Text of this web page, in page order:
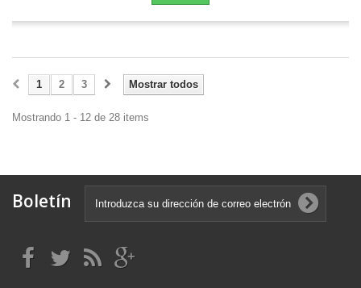
Mostrar todos
1 2 3
Mostrando 1 - 12 de 28 items
Boletín